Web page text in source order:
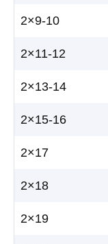
2×9-10
2×11-12
2×13-14
2×15-16
2×17
2×18
2×19